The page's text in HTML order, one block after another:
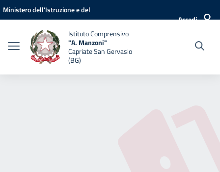
Vai ai contenuti
Vai al menu di navigazione
Vai al footer
Ministero dell'Istruzione e del
Accedi
Istituto Comprensivo
"A. Manzoni"
Capriate San Gervasio
(BG)